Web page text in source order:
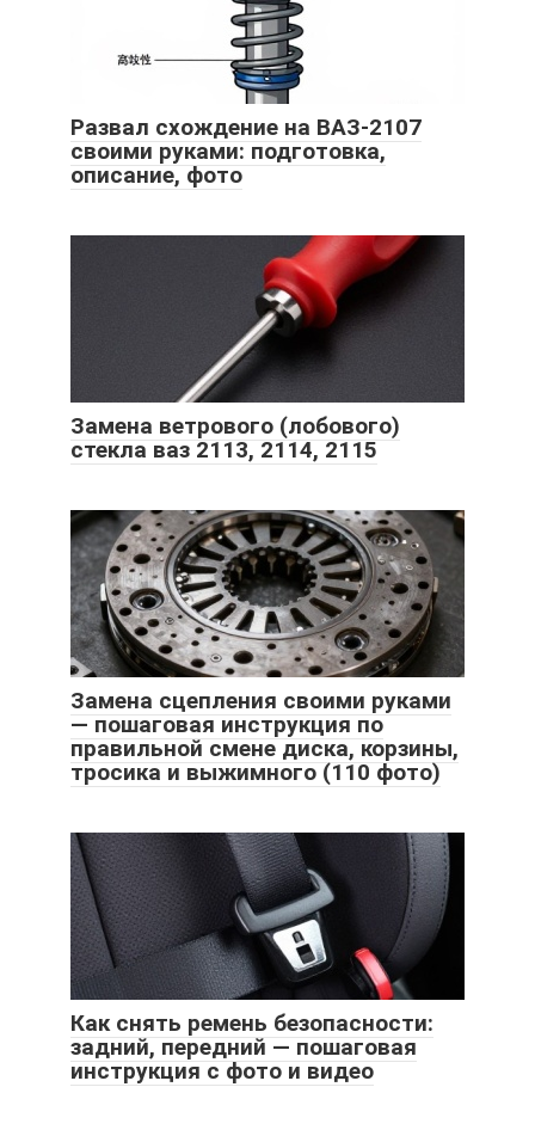
Развал схождение на ВАЗ-2107
своими руками: подготовка,
описание, фото
Замена ветрового (лобового)
стекла ваз 2113, 2114, 2115
Замена сцепления своими руками
— пошаговая инструкция по
правильной смене диска, корзины,
тросика и выжимного (110 фото)
Как снять ремень безопасности:
задний, передний — пошаговая
инструкция с фото и видео